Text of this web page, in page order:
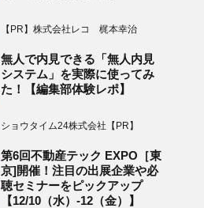
【PR】株式会社レコ 梶本幸治
無人で内見できる「無人内見
システム」を実際に使ってみ
た！【編集部体験レポ】
ショウタイム24株式会社【PR】
第6回不動産テック EXPO［東
京]開催！注目の出展企業や必
聴セミナーをピックアップ
【12/10（水）-12（金）】